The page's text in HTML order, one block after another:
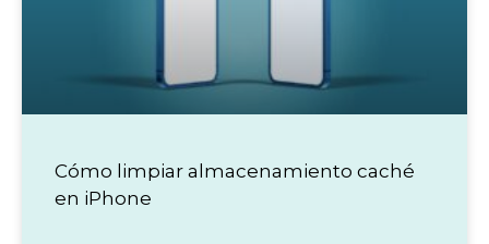
Cómo limpiar almacenamiento caché
en iPhone